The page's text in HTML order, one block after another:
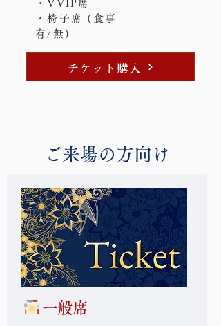
・VVIP席
・椅子席 (食事
有/無)
チケット購入
ご来場の方向け
一般席